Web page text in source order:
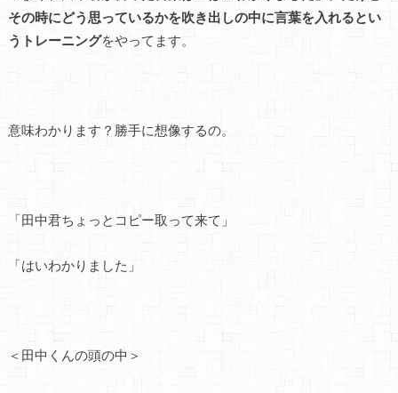
その時にどう思っているかを吹き出しの中に言葉を入れるとい
うトレーニングをやってます。
意味わかります？勝手に想像するの。
「田中君ちょっとコピー取って来て」
「はいわかりました」
＜田中くんの頭の中＞